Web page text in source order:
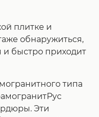
плитке и
обнаружиться,
и быстро приходит
типа
Эти